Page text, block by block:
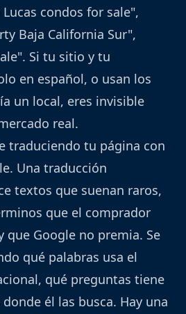
condos for sale",
Baja California Sur",
Si tu sitio y tu
en español, o usan los
un local, eres invisible
real.
traduciendo tu página con
Una traducción
textos que suenan raros,
que el comprador
que Google no premia. Se
qué palabras usa el
qué preguntas tiene
él las busca. Hay una